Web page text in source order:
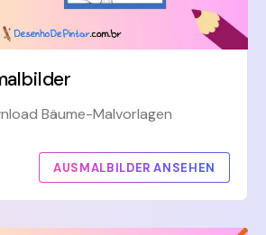
Bäume-Malvorlagen
AUSMALBILDER ANSEHEN